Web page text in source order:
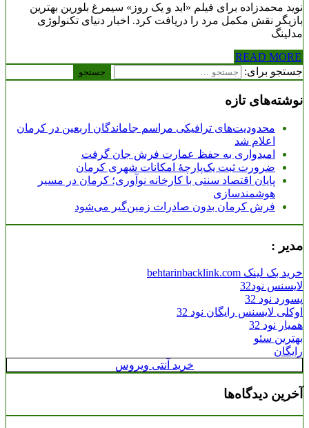
نوید محمدزاده برای فیلم «ابد و یک روز» سیمرغ بلورین بهترین
بازیگر نقش مکمل مرد را دریافت کرد. اخبار دنیای تکنولوژی
مدلینگ
READ MORE
جستجو برای:
نوشته‌های تازه
محدودیت‌های ترافیکی مراسم جاماندگان اربعین در کرمان
اعلام شد
امیدواری به حفظ عمارت فرش جان گرفت
ضرورت ثبت یک‌پارچۀ امکانات شهری کرمان
پایان اقتصاد سنتی با کارخانه نوآوری؛ کرمان در مسیر
هوشمندسازی
فرش کرمان بدون صادرات زمین‌گیر می‌شود
مدیر :
خرید بک لینک behtarinbacklink.com
لایسنس نود32
پسورد نود 32
اوکلی لایسنس رایگان نود 32
همیار نود 32
بهترین سئو
رایگان
خرید آنتی ویروس
آخرین دیدگاه‌ها